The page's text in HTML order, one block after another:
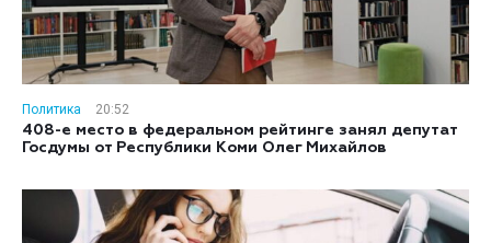
Политика
20:52
408-е место в федеральном рейтинге занял депутат
Госдумы от Республики Коми Олег Михайлов